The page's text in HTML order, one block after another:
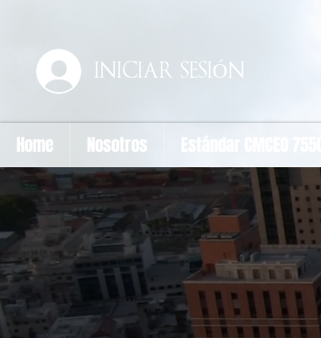
INICIAR SESIÓN
Home Nosotros Estándar CMCEO 75505